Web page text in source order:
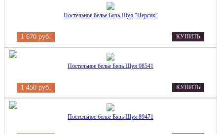
Постельное белье Бязь Шуя "Персик"
1 670 руб. КУПИТЬ
Постельное белье Бязь Шуя 98541
1 450 руб. КУПИТЬ
Постельное белье Бязь Шуя 89471